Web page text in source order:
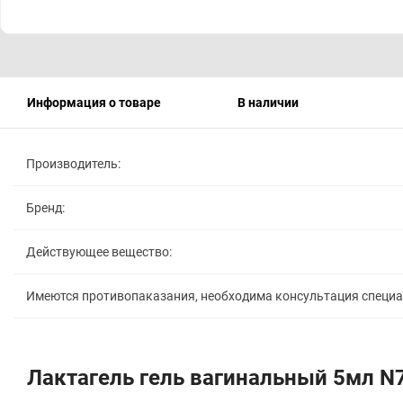
Информация о товаре В наличии
Производитель:
Бренд:
Действующее вещество:
Имеются противопаказания, необходима консультация
Лактагель гель вагинальный 5мл